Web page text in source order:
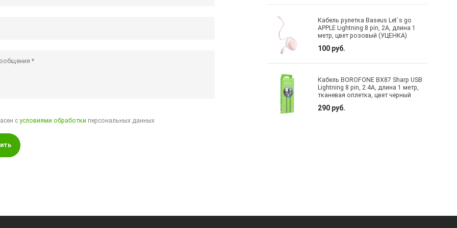
сусловиями обработки персональных данных
Кабель рулетка Baseus Let`s go
APPLE Lightning 8 pin, 2A, длина 1
метр, цвет розовый (УЦЕНКА)
100 руб.
Кабель BOROFONE BX87 Sharp USB
Lightning 8 pin, 2.4A, длина 1 метр,
тканевая оплетка, цвет черный
290 руб.